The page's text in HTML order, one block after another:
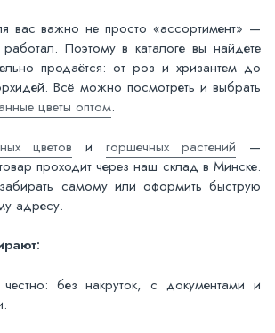
вас важно не просто «ассортимент» —
Поэтому в каталоге вы найдёте
продаётся: от роз и хризантем до
Всё можно посмотреть и выбрать
цветы оптом.
цветов и горшечных растений —
проходит через наш склад в Минске.
самому или оформить быструю
адресу.
без накруток, с документами и